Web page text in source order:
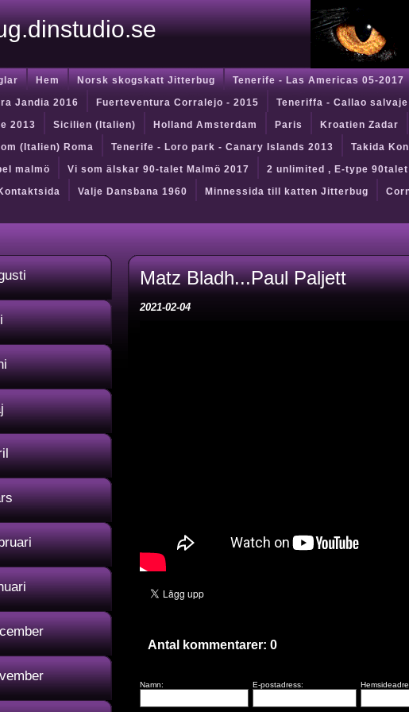
Hem Norsk skogskatt Jitterbug
Tenerife - Las Americas 05-2017
Jandia 2016
Fuerteventura Corralejo - 2015
Teneriffa - Callao salvaje
2013
Sicilien (Italien) Holland Amsterdam Paris
Kroatien Zadar
(Italien) Roma Tenerife - Loro park - Canary Islands 2013
Takida
malmö
Vi som älskar 90-talet Malmö 2017
2 unlimited , E-type
Valje Dansbana 1960 Minnessida till katten Jitterbug
Matz Bladh...Paul Paljett
2021-02-04
Antal kommentarer: 0
Namn: E-postadress: